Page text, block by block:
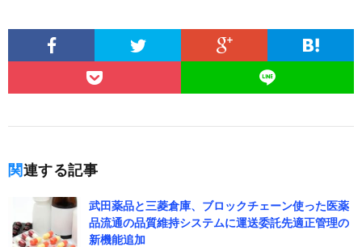
関連する記事
武田薬品と三菱倉庫、ブロックチェーン使った医薬
品流通の品質維持システムに運送委託先適正管理の
新機能追加